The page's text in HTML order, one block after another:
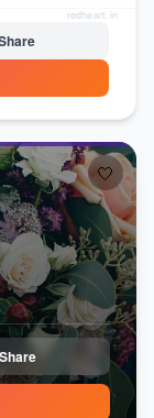
redheart.in
🤍